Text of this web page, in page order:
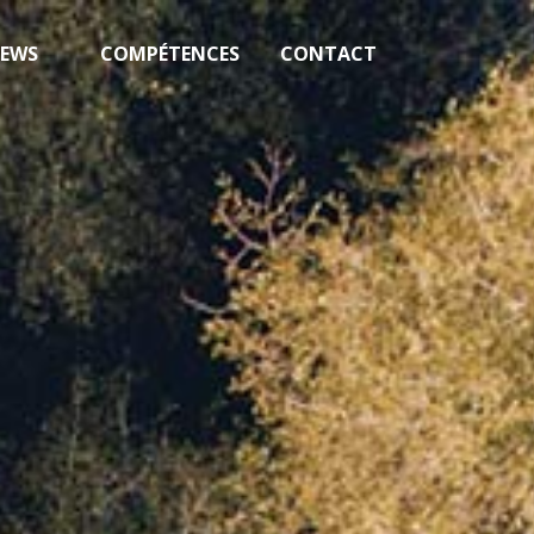
COMPÉTENCES CONTACT